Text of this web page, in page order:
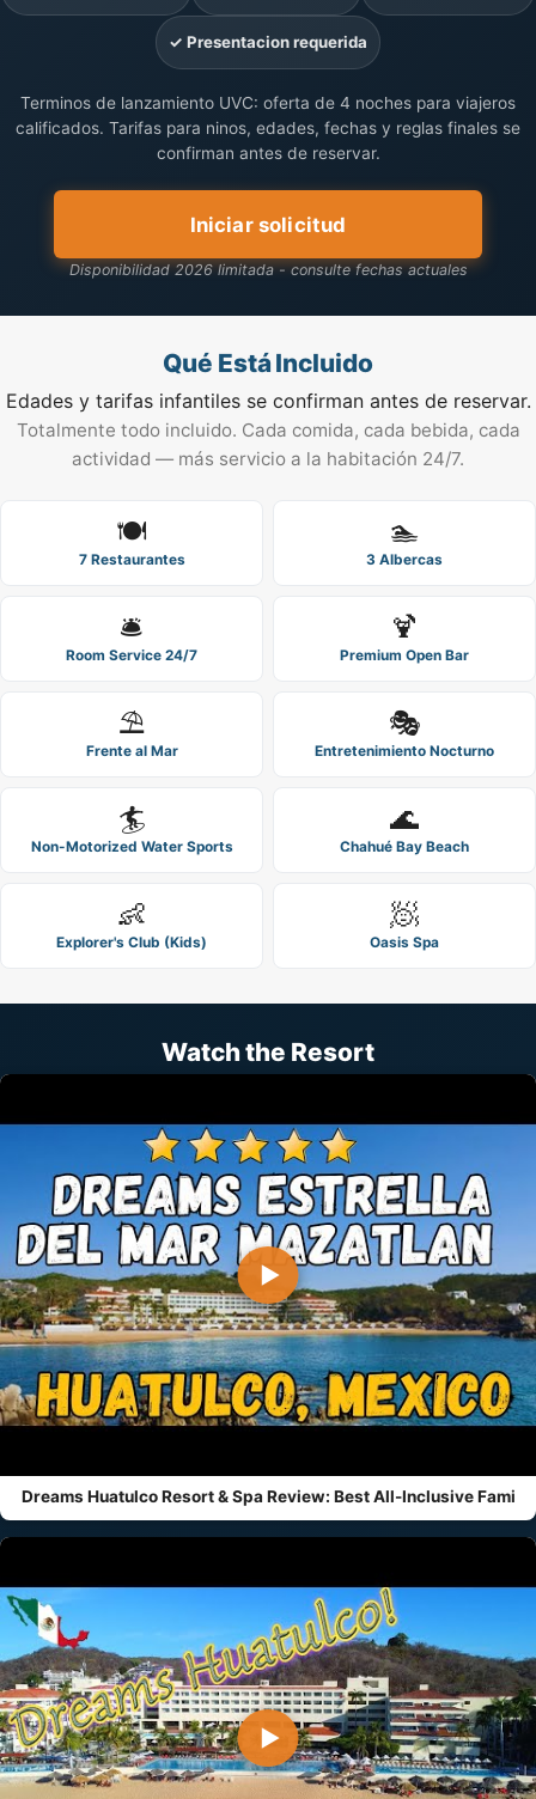
✓ Presentacion requerida
Terminos de lanzamiento UVC: oferta de 4 noches para viajeros
calificados. Tarifas para ninos, edades, fechas y reglas finales se
confirman antes de reservar.
Iniciar solicitud
Disponibilidad 2026 limitada - consulte fechas actuales
Qué Está Incluido
Edades y tarifas infantiles se confirman antes de reservar.
Totalmente todo incluido. Cada comida, cada bebida, cada
actividad — más servicio a la habitación 24/7.
🍽️
7 Restaurantes
🏊
3 Albercas
🛎️
Room Service 24/7
🍹
Premium Open Bar
⛱️
Frente al Mar
🎭
Entretenimiento Nocturno
🏄
Non-Motorized Water Sports
🌊
Chahué Bay Beach
👶
Explorer's Club (Kids)
🧖
Oasis Spa
Watch the Resort
▶
Dreams Huatulco Resort & Spa Review: Best All-Inclusive Fami
▶